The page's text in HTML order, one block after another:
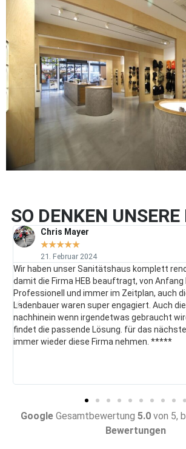
SO DENKEN
Chris Mayer
★★★★
21. Februar 2024
unser Sanitätshaus komplett renovieren
Firma HEB beauftragt, von Anfang bis Ende
und immer im Zeitplan, auch die
waren super engagiert. Auch die
wenn irgendetwas gebraucht wird die Firma
passende Lösung. für das nächste Projekt
diese Firma nehmen. *****
GoogleGesamtbewertung 5.0von 5,
Bewertungen